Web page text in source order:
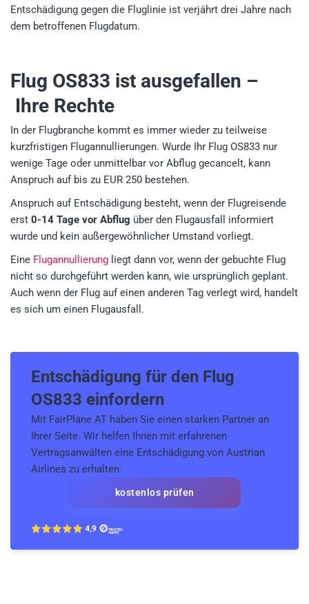
Entschädigung gegen die Fluglinie ist verjährt drei Jahre nach
dem betroffenen Flugdatum.
Flug OS833 ist ausgefallen –
Ihre Rechte
In der Flugbranche kommt es immer wieder zu teilweise
kurzfristigen Flugannullierungen. Wurde Ihr Flug OS833 nur
wenige Tage oder unmittelbar vor Abflug gecancelt, kann
Anspruch auf bis zu EUR 250 bestehen.
Anspruch auf Entschädigung besteht, wenn der Flugreisende
erst 0-14 Tage vor Abflug über den Flugausfall informiert
wurde und kein außergewöhnlicher Umstand vorliegt.
Eine Flugannullierung liegt dann vor, wenn der gebuchte Flug
nicht so durchgeführt werden kann, wie ursprünglich geplant.
Auch wenn der Flug auf einen anderen Tag verlegt wird, handelt
es sich um einen Flugausfall.
Entschädigung für den Flug
OS833 einfordern
Mit FairPlane AT haben Sie einen starken Partner an
Ihrer Seite. Wir helfen Ihnen mit erfahrenen
Vertragsanwälten eine Entschädigung von Austrian
Airlines zu erhalten.
kostenlos prüfen